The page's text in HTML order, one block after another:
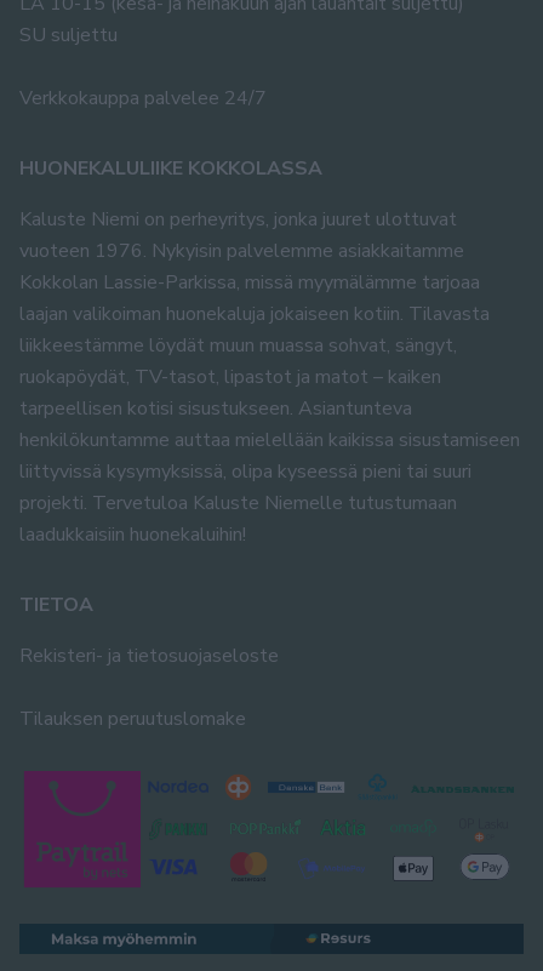
SU suljettu
Verkkokauppa palvelee 24/7
HUONEKALULIIKE KOKKOLASSA
Kaluste Niemi on perheyritys, jonka juuret ulottuvat
vuoteen 1976. Nykyisin palvelemme asiakkaitamme
Kokkolan Lassie-Parkissa, missä myymälämme tarjoaa
laajan valikoiman huonekaluja jokaiseen kotiin. Tilavasta
liikkeestämme löydät muun muassa sohvat, sängyt,
ruokapöydät, TV-tasot, lipastot ja matot – kaiken
tarpeellisen kotisi sisustukseen. Asiantunteva
henkilökuntamme auttaa mielellään kaikissa sisustamiseen
liittyvissä kysymyksissä, olipa kyseessä pieni tai suuri
projekti. Tervetuloa Kaluste Niemelle tutustumaan
laadukkaisiin huonekaluihin!
TIETOA
Rekisteri- ja tietosuojaseloste
Tilauksen peruutuslomake